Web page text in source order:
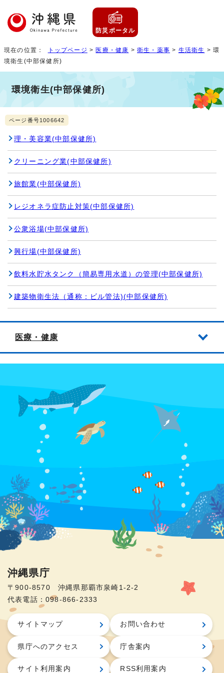
防災ポータル
現在の位置： トップページ > 医療・健康 >衛生・薬事 > 生活衛生 > 環
境衛生(中部保健所)
環境衛生(中部保健所)
ページ番号1006642
理・美容業(中部保健所)
クリーニング業(中部保健所)
旅館業(中部保健所)
レジオネラ症防止対策(中部保健所)
公衆浴場(中部保健所)
興行場(中部保健所)
飲料水貯水タンク（簡易専用水道）の管理(中部保健所)
建築物衛生法（通称：ビル管法)(中部保健所)
医療・健康
沖縄県庁
〒900-8570 沖縄県那覇市泉崎1-2-2
代表電話：098-866-2333
サイトマップ お問い合わせ
県庁へのアクセス 庁舎案内
サイト利用案内 RSS利用案内